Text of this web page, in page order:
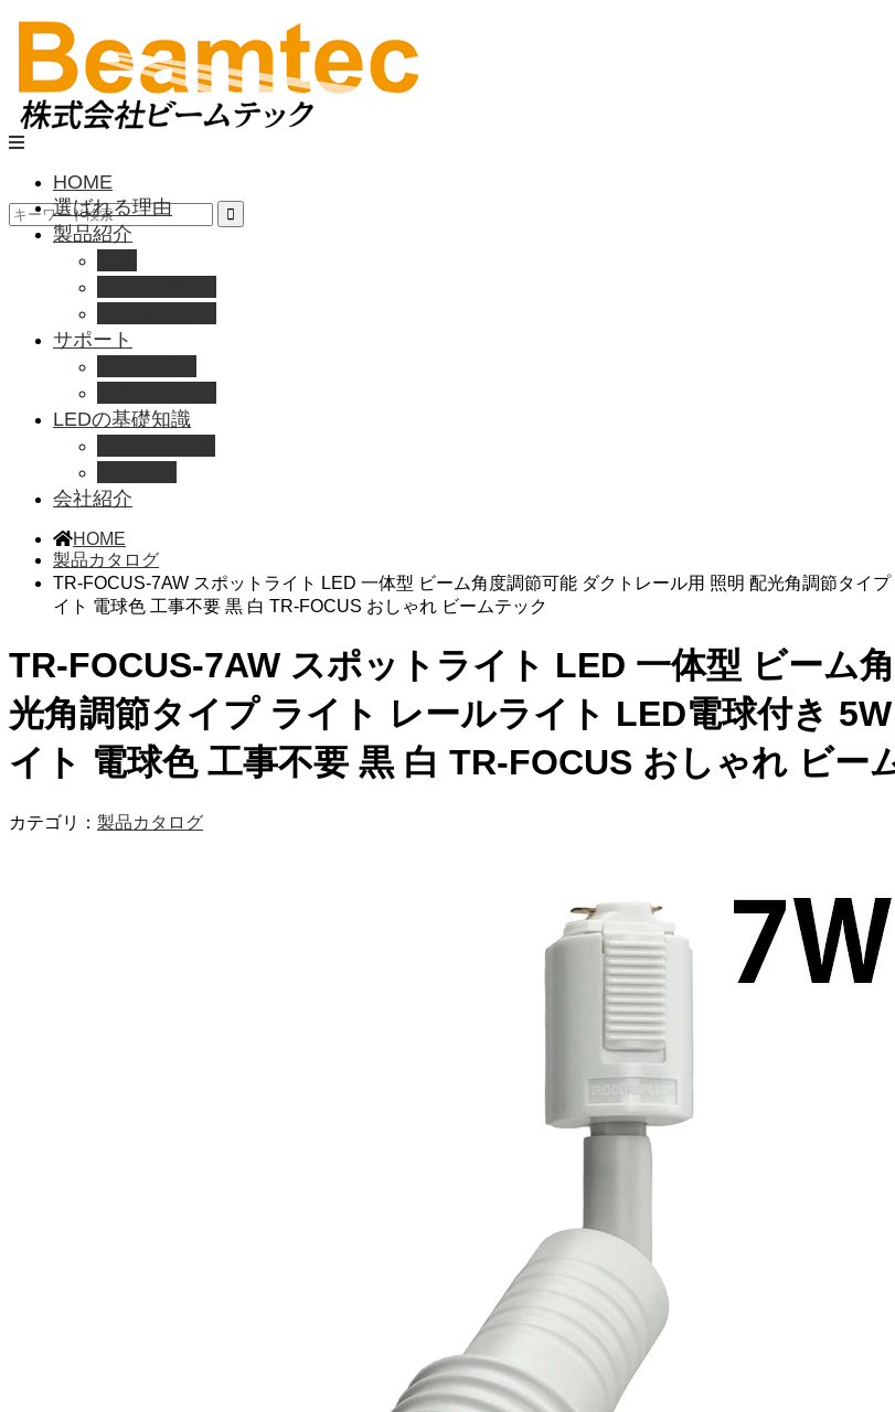
HOME
選ばれる理由
製品紹介
サポート
LEDの基礎知識
会社紹介
HOME
製品カタログ
TR-FOCUS-7AW スポットライト LED 一体型 ビーム角度調節可能 ダクトレール用 照明 配光角調節タイ
イト 電球色 工事不要 黒 白 TR-FOCUS おしゃれ ビームテック
TR-FOCUS-7AW スポットライト LED 一体型 ビーム
光角調節タイプ ライト レールライト LED電球付き
イト 電球色 工事不要 黒 白 TR-FOCUS おしゃれ ビー
カテゴリ： 製品カタログ